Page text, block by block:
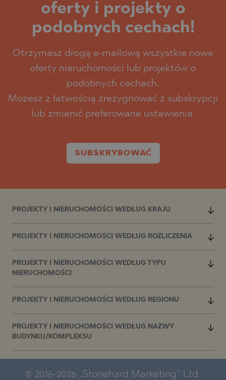
oferty i projekty o
podobnych cechach!
Otrzymasz drogą e-mailową wszystkie nowe
oferty nieruchomości lub projektów o
podobnych cechach.
Możesz z łatwością zrezygnować z subskrypcji
lub zmienić preferowane ustawienia.
SUBSKRYBOWAĆ
PROJEKTY I NIERUCHOMOŚCI WEDŁUG KRAJU
PROJEKTY I NIERUCHOMOŚCI WEDŁUG ROZLICZENIA
PROJEKTY I NIERUCHOMOŚCI WEDŁUG TYPU
NIERUCHOMOŚCI
PROJEKTY I NIERUCHOMOŚCI WEDŁUG REGIONU
PROJEKTY I NIERUCHOMOŚCI WEDŁUG NAZWY
BUDYNKU/KOMPLEKSU
© 2016-2026 „Stonehard Marketing” Ltd.